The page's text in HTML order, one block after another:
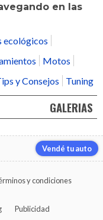
en las
ecológicos
Motos
y Consejos Tuning
GALERIAS
Vendé tu auto
y condiciones
Publicidad